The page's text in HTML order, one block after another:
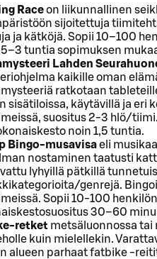
Raceon liikunnallinen
sijoitettuja
ja kätköjä. Sopii 10–100
tuntia sopimuksen
Lahden
kaikille oman
ratkotaan
sisätiloissa, käytävillä ja eri
suositus 2-3 hlö/
noin 1,5 tuntia.
Bingo-musavisaeli
nostaminen taatusti
lyhyillä pätkillä
genrejä.
Sopii 10-100
30–60
retket metsäluonnossa tai
kuin mielellekin.
alueen parhaat fatbike -